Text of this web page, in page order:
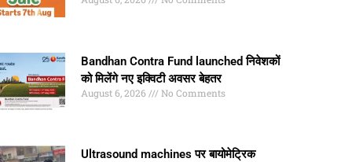
Bandhan Contra Fund launched निवेशकों
को मिलेंगे नए इक्विटी अवसर बेहतर
August 6, 2026 No Comments
Ultrasound machines पर बायोमेट्रिक